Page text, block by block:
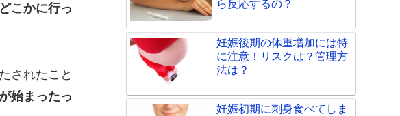
こかに行っ
されたこと
始まったっ
ら反応するの？
妊娠後期の体重増加には特
に注意！リスクは？管理方
法は？
妊娠初期に刺身食べてしま